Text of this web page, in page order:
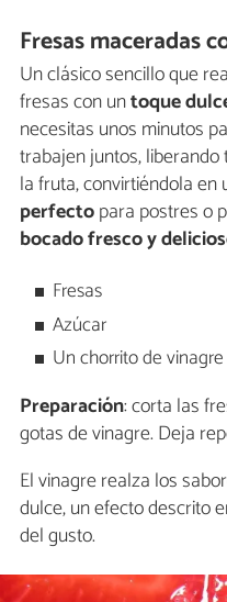
Fresas maceradas
Un clásico sencillo que
fresas con untoque
necesitas unos minutos
trabajen juntos,
la fruta, convirtiéndola en
perfectopara postres o
bocado fresco y
Fresas
Azúcar
Un chorrito de
Preparación: corta las
gotas de vinagre. Deja
El vinagre realza los
dulce, un efecto descrito
del gusto.